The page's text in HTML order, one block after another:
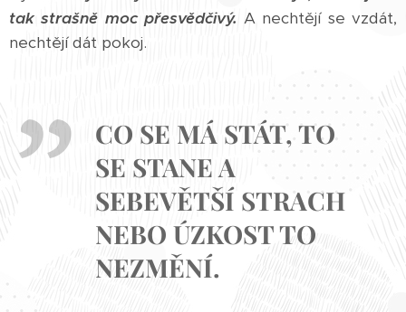
tak strašně moc přesvědčivý. A nechtějí se vzdát,
nechtějí dát pokoj.
CO SE MÁ STÁT, TO
SE STANE A
SEBEVĚTŠÍ STRACH
NEBO ÚZKOST TO
NEZMĚNÍ.